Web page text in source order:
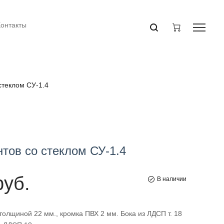
СУ-1.4
со стеклом СУ-1.4
В наличии
22 мм., кромка ПВХ 2 мм. Бока из ЛДСП т. 18